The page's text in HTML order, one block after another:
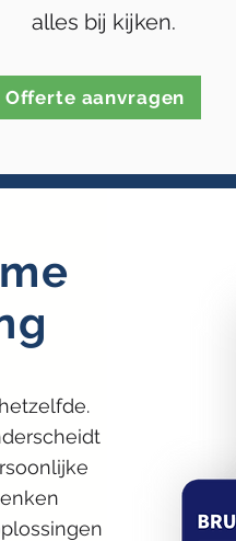
alles bij kijken.
Offerte aanvragen